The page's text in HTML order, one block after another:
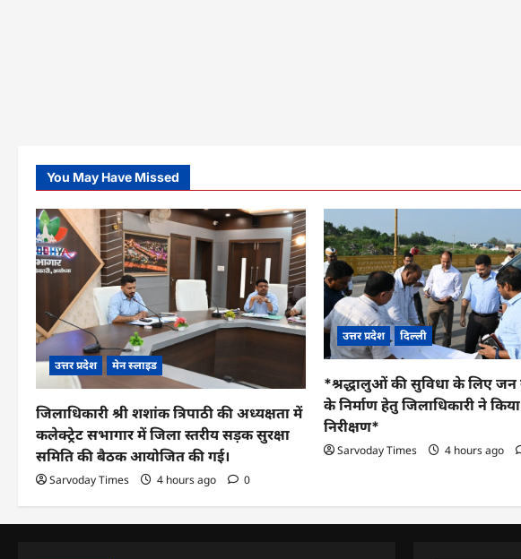
You May Have Missed
उत्तर प्रदेश मेन स्लाइड
जिलाधिकारी श्री शशांक त्रिपाठी की अध्यक्षता में
कलेक्ट्रेट सभागार में जिला स्तरीय सड़क सुरक्षा
समिति की बैठक आयोजित की गई।
Sarvoday Times 4 hours ago 0
उत्तर प्रदेश दिल्ली
*श्रद्धालुओं की सुविधा के लिए जन
के निर्माण हेतु जिलाधिकारी ने
निरीक्षण*
Sarvoday Times 4 hours ago